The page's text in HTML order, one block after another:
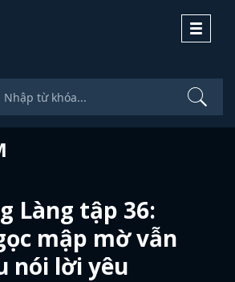
Toggle
Làng tập 36:
mập mờ vẫn
nói lời yêu